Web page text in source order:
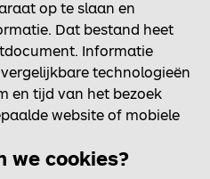
op te slaan en
Dat bestand heet
Informatie
technologieën
en tijd van het bezoek
website of mobiele
we cookies?